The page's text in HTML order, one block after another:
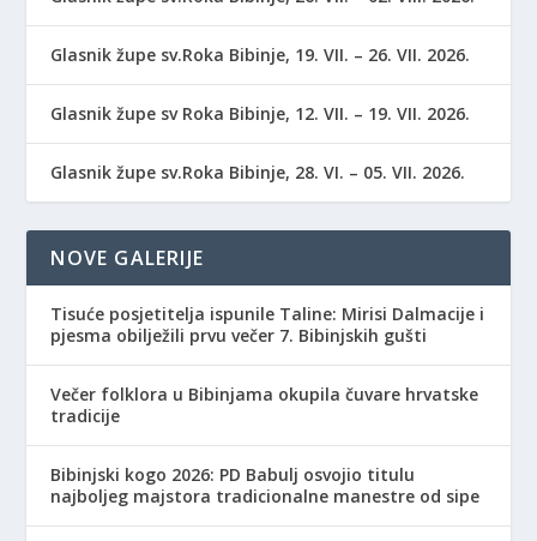
Glasnik župe sv.Roka Bibinje, 19. VII. – 26. VII. 2026.
Glasnik župe sv Roka Bibinje, 12. VII. – 19. VII. 2026.
Glasnik župe sv.Roka Bibinje, 28. VI. – 05. VII. 2026.
NOVE GALERIJE
Tisuće posjetitelja ispunile Taline: Mirisi Dalmacije i
pjesma obilježili prvu večer 7. Bibinjskih gušti
Večer folklora u Bibinjama okupila čuvare hrvatske
tradicije
Bibinjski kogo 2026: PD Babulj osvojio titulu
najboljeg majstora tradicionalne manestre od sipe